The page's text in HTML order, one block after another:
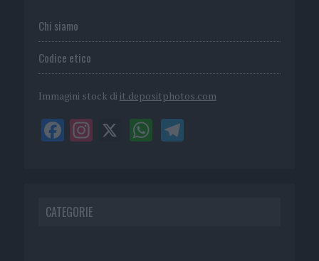
Chi siamo
Codice etico
Immagini stock di it.depositphotos.com
CATEGORIE